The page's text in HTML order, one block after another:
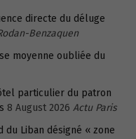
directe du déluge
Benzaquen
moyenne oubliée du
particulier du patron
8 August 2026 Actu Paris
du Liban désigné « zone